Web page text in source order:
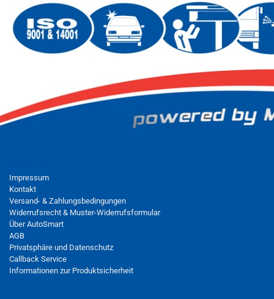
Impressum
Kontakt
Versand- & Zahlungsbedingungen
Widerrufsrecht & Muster-Widerrufsformular
Über AutoSmart
AGB
Privatsphäre und Datenschutz
Callback Service
Informationen zur Produktsicherheit